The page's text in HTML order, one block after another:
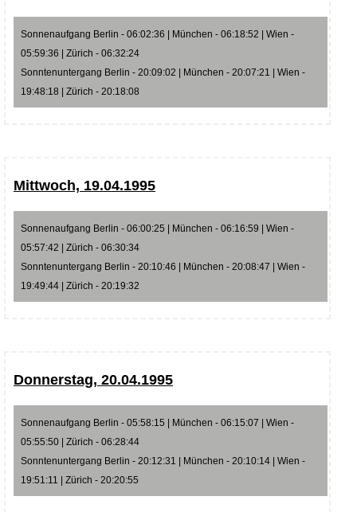
Sonnenaufgang Berlin - 06:02:36 | München - 06:18:52 | Wien -
05:59:36 | Zürich - 06:32:24
Sonntenuntergang Berlin - 20:09:02 | München - 20:07:21 | Wien -
19:48:18 | Zürich - 20:18:08
Mittwoch, 19.04.1995
Sonnenaufgang Berlin - 06:00:25 | München - 06:16:59 | Wien -
05:57:42 | Zürich - 06:30:34
Sonntenuntergang Berlin - 20:10:46 | München - 20:08:47 | Wien -
19:49:44 | Zürich - 20:19:32
Donnerstag, 20.04.1995
Sonnenaufgang Berlin - 05:58:15 | München - 06:15:07 | Wien -
05:55:50 | Zürich - 06:28:44
Sonntenuntergang Berlin - 20:12:31 | München - 20:10:14 | Wien -
19:51:11 | Zürich - 20:20:55